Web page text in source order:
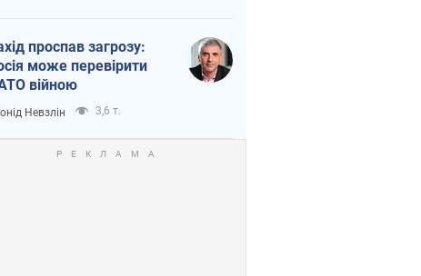
проспав загрозу:
може перевірити
війною
Невзлін 3,6 т.